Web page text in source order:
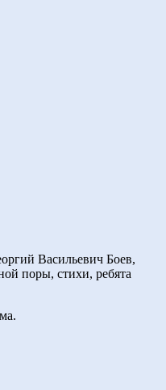
Васильевич Боев,
поры, стихи, ребята